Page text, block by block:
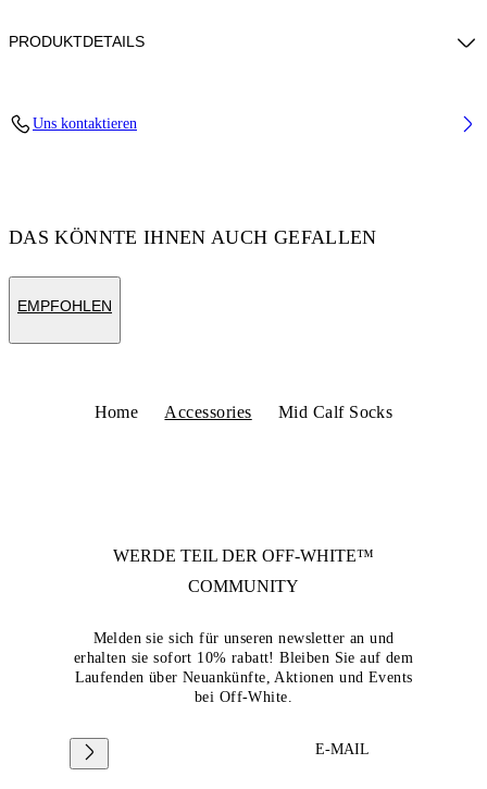
PRODUKTDETAILS
Uns kontaktieren
DAS KÖNNTE IHNEN AUCH GEFALLEN
EMPFOHLEN
Home Accessories Mid Calf Socks
WERDE TEIL DER OFF-WHITE™
COMMUNITY
Melden sie sich für unseren newsletter an und
erhalten sie sofort 10% rabatt! Bleiben Sie auf dem
Laufenden über Neuankünfte, Aktionen und Events
bei Off-White.
E-MAIL